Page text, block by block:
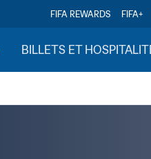
FIFA REWARDS FIFA+
BILLETS ET